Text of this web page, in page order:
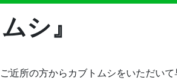
シ』
近所の方からカブトムシをいただい